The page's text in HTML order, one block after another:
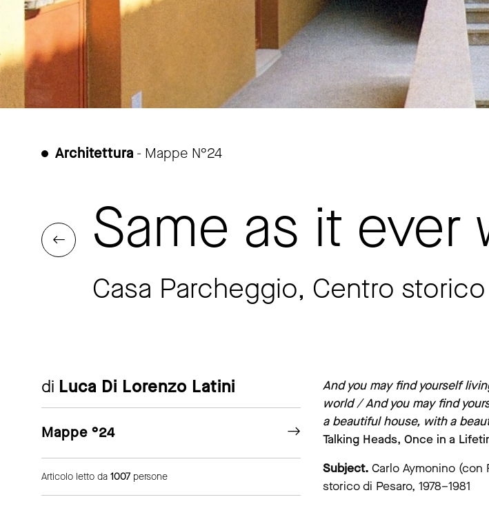
Architettura - Mappe N°24
Same as it ever
Casa Parcheggio, Centro
di Luca Di Lorenzo Latini
Mappe °24
Articolo letto da 1007 persone
And you may find yourself
world / And you may find
a beautiful house, with a
Talking Heads, Once in a
Subject.Carlo Aymonino (con
storico di Pesaro, 1978–1981